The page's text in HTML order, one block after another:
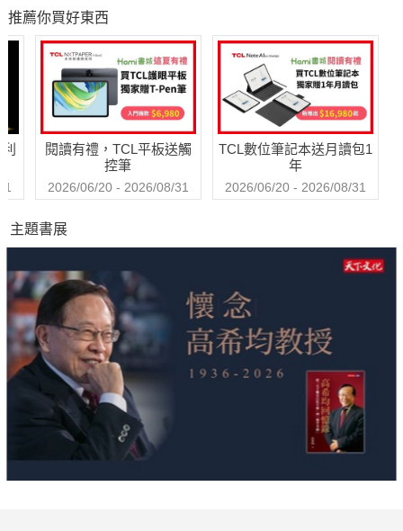
推薦你買好東西
閱讀有禮，TCL平板送觸
控筆
2026/06/20 - 2026/08/31
TCL數位筆記本送月讀包1
年
2026/06/20 - 2026/08/31
主題書展